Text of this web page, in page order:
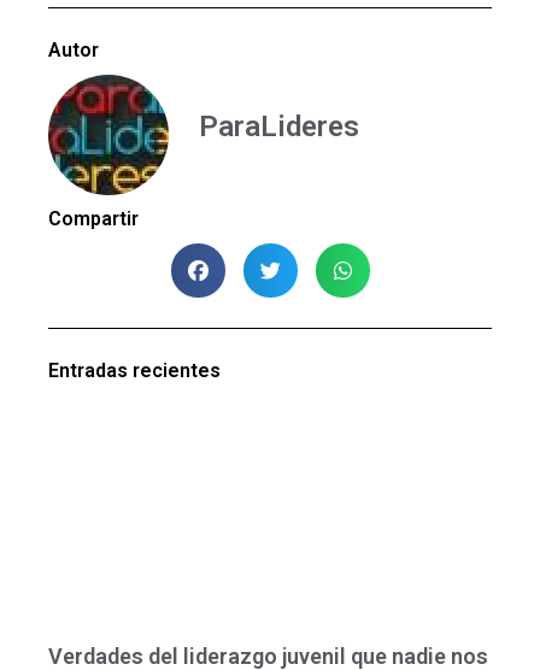
Autor
ParaLideres
Compartir
Entradas recientes
Verdades del liderazgo juvenil que nadie nos